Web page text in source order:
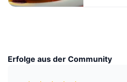
Erfolge aus der Community